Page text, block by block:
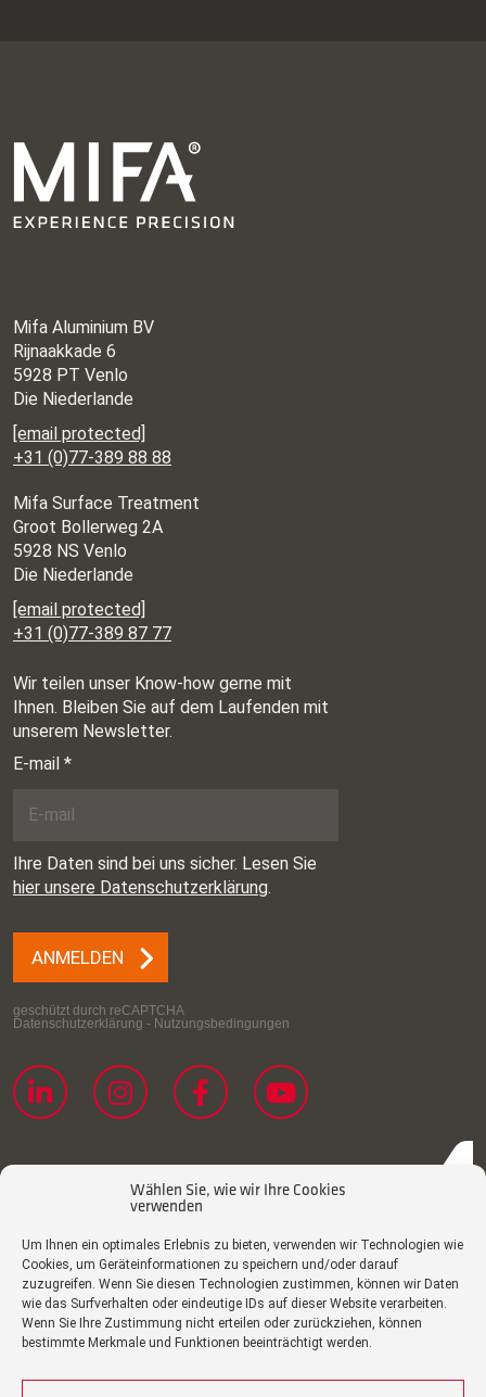
Wählen Sie, wie wir Ihre Cookies
verwenden
Um Ihnen ein optimales Erlebnis zu bieten, verwenden wir Technologien wie
Cookies, um Geräteinformationen zu speichern und/oder darauf
zuzugreifen. Wenn Sie diesen Technologien zustimmen, können wir Daten
wie das Surfverhalten oder eindeutige IDs auf dieser Website verarbeiten.
Wenn Sie Ihre Zustimmung nicht erteilen oder zurückziehen, können
bestimmte Merkmale und Funktionen beeinträchtigt werden.
Mifa Aluminium BV
Rijnaakkade 6
5928 PT Venlo
Die Niederlande
[email protected]
+31 (0)77-389 88 88
Mifa Surface Treatment
Groot Bollerweg 2A
5928 NS Venlo
Die Niederlande
[email protected]
+31 (0)77-389 87 77
Datenschutzerklärung
Cookie-Erklärung